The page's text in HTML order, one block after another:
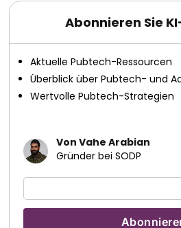
Abonnieren Sie
Aktuelle Pubtech-Ressourcen
Überblick über Pubtech- und
Wertvolle Pubtech-Strategien
Von Vahe Arabian
Gründer bei SODP